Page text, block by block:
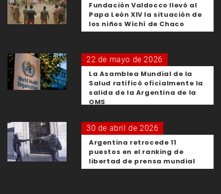
Fundación Valdocco llevó al
Papa León XIV la situación de
los niños Wichí de Chaco
22 de mayo de 2026
La Asamblea Mundial de la
Salud ratificó oficialmente la
salida de la Argentina de la
OMS
30 de abril de 2026
Argentina retrocede 11
puestos en el ranking de
libertad de prensa mundial